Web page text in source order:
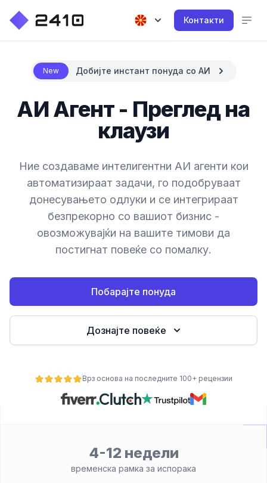
Контакти
New Добијте инстант понуда со АИ
АИ Агент - Преглед на
клаузи
Ние создаваме интелигентни АИ агенти кои
автоматизираат задачи, го подобруваат
донесувањето одлуки и се интегрираат
безпрекорно со вашиот бизнис -
овозможувајќи на вашите тимови да
постигнат повеќе со помалку.
Побарајте понуда
Дознајте повеќе
Врз основа на последните 100+ рецензии
4-12 недели
временска рамка за испорака